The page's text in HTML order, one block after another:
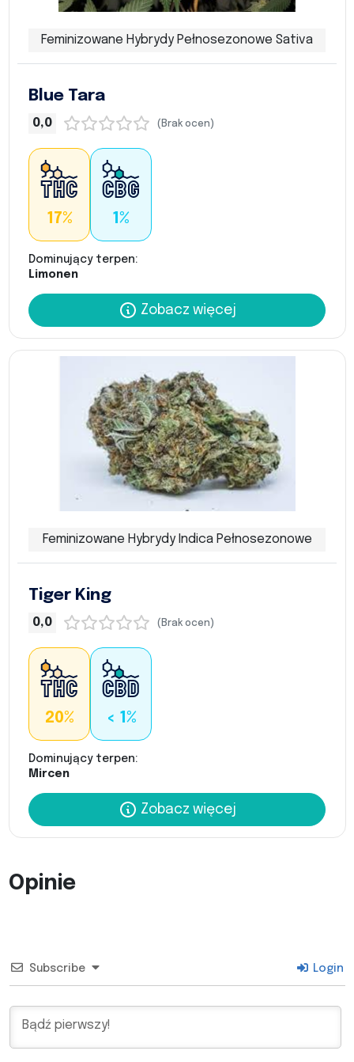
Feminizowane Hybrydy Pełnosezonowe Sativa
Blue Tara
0,0 (Brak ocen)
17% 1%
Dominujący terpen:
Limonen
Zobacz więcej
Feminizowane Hybrydy Indica Pełnosezonowe
Tiger King
0,0 (Brak ocen)
20% < 1%
Dominujący terpen:
Mircen
Zobacz więcej
Opinie
Subscribe Login